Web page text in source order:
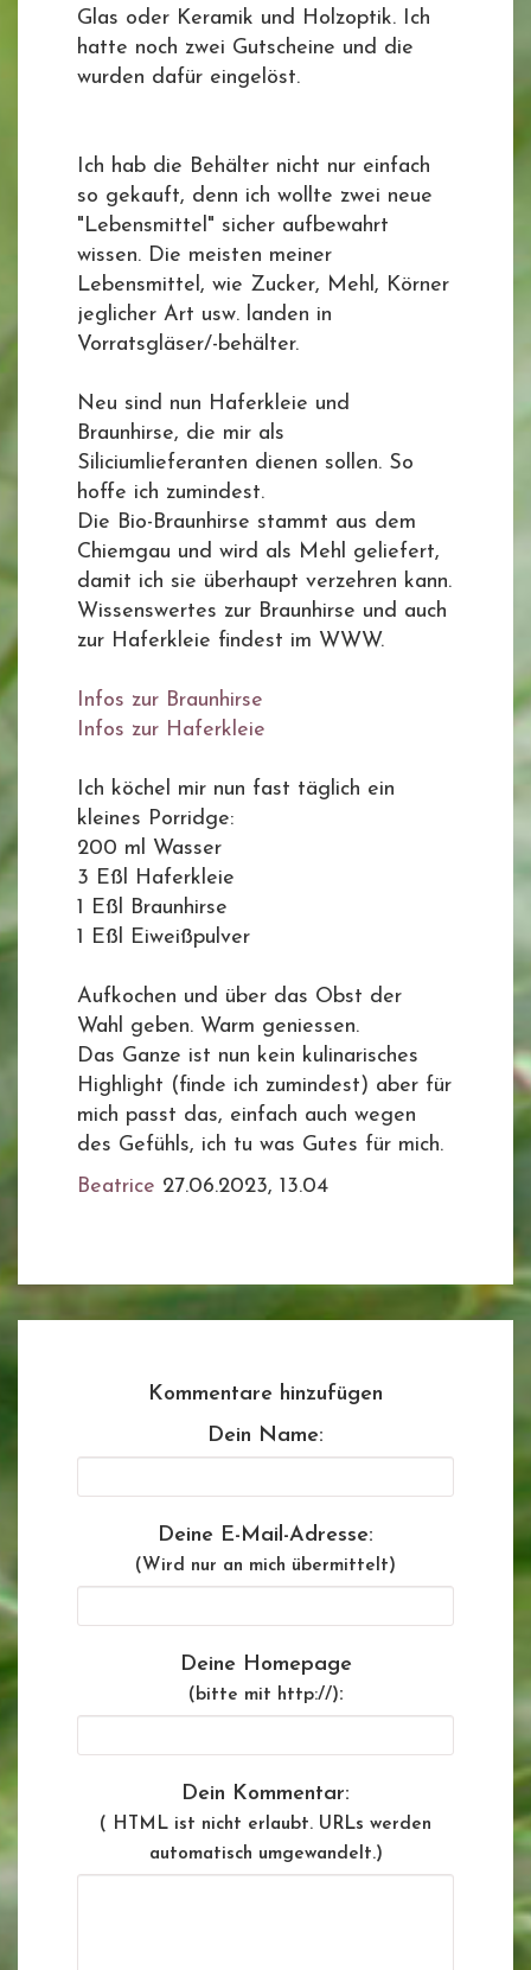
Glas oder Keramik und Holzoptik. Ich
hatte noch zwei Gutscheine und die
wurden dafür eingelöst.
Ich hab die Behälter nicht nur einfach
so gekauft, denn ich wollte zwei neue
"Lebensmittel" sicher aufbewahrt
wissen. Die meisten meiner
Lebensmittel, wie Zucker, Mehl, Körner
jeglicher Art usw. landen in
Vorratsgläser/-behälter.
Neu sind nun Haferkleie und
Braunhirse, die mir als
Siliciumlieferanten dienen sollen. So
hoffe ich zumindest.
Die Bio-Braunhirse stammt aus dem
Chiemgau und wird als Mehl geliefert,
damit ich sie überhaupt verzehren kann.
Wissenswertes zur Braunhirse und auch
zur Haferkleie findest im WWW.
Infos zur Braunhirse
Infos zur Haferkleie
Ich köchel mir nun fast täglich ein
kleines Porridge:
200 ml Wasser
3 Eßl Haferkleie
1 Eßl Braunhirse
1 Eßl Eiweißpulver
Aufkochen und über das Obst der
Wahl geben. Warm geniessen.
Das Ganze ist nun kein kulinarisches
Highlight (finde ich zumindest) aber für
mich passt das, einfach auch wegen
des Gefühls, ich tu was Gutes für mich.
Beatrice 27.06.2023, 13.04
Kommentare hinzufügen
Dein Name:
Deine E-Mail-Adresse:
(Wird nur an mich übermittelt)
Deine Homepage
(bitte mit http://):
Dein Kommentar:
( HTML ist nicht erlaubt. URLs werden
automatisch umgewandelt.)